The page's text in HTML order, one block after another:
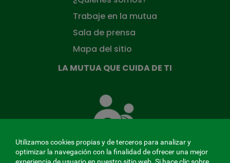
Trabaje en la mutua
Sala de prensa
Mapa del sitio
LA MUTUA QUE CUIDA DE TI
Mutua
que
ti
Utilizamos cookies propias y de terceros para analizar y
optimizar la navegación con la finalidad de ofrecer una mejor